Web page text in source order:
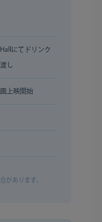
にてドリンク
し
上映開始
があります。